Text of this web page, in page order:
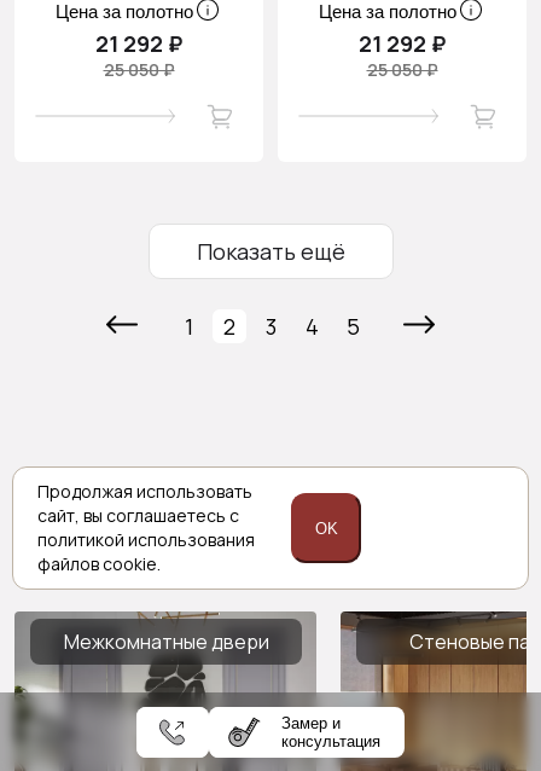
Цена за полотно
21 292 ₽
25 050 ₽
Цена за полотно
21 292 ₽
25 050 ₽
Показать ещё
1 2 3 4 5
Комплексные решения
Porta prima
Межкомнатные двери Стеновые
Замер и
консультация
Продолжая использовать
сайт, вы соглашаетесь с
политикой использования
файлов cookie.
OK